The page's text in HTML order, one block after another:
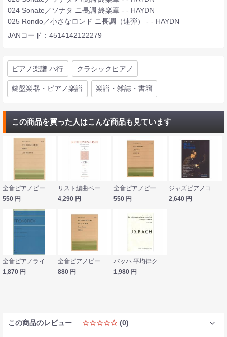
024 Sonate／ソナタ ニ長調 終楽章 - - HAYDN
025 Rondo／小さなロンド ニ長調（連弾） - - HAYDN
JANコード：4514142122279
ピアノ楽譜 ハ行 クラシックピアノ
鍵盤楽器・ピアノ楽譜 楽譜・雑誌・書籍
この商品を買った人はこんな商品も見ています
全音ピアノピース PP-586 ベートーヴェン 君を愛す 全音楽譜出版社
550 円
リスト編曲ベートーヴェン交響曲全集［2］第6番〜第9番 春秋社
4,290 円
全音ピアノピース PP-490 バッハ パストラーレ 全音楽譜出版社
550 円
ジャズピアノコレクション ビル・エヴァンス名演集 シンコーミュージック
2,640 円
全音ピアノライブラリー プロコフィエフ 10の小品 作品12 全音楽譜出版社
1,870 円
全音ピアノピース PP-458 本間雅夫 サウンド・シフト No.1 全音楽譜出版社
880 円
バッハ 平均律クラヴィーア曲集 第2巻 ドレミ楽譜出版社
1,980 円
この商品のレビュー ☆☆☆☆☆ (0)